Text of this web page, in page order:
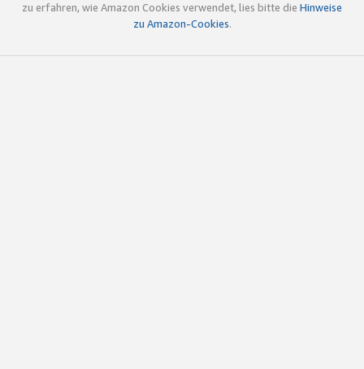
zu erfahren, wie Amazon Cookies verwendet, lies bitte die Hinweise
zu Amazon-Cookies.